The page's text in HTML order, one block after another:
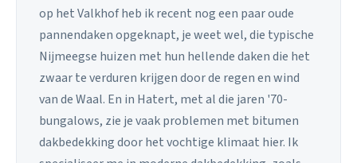
op het Valkhof heb ik recent nog een paar oude
pannendaken opgeknapt, je weet wel, die typische
Nijmeegse huizen met hun hellende daken die het
zwaar te verduren krijgen door de regen en wind
van de Waal. En in Hatert, met al die jaren '70-
bungalows, zie je vaak problemen met bitumen
dakbedekking door het vochtige klimaat hier. Ik